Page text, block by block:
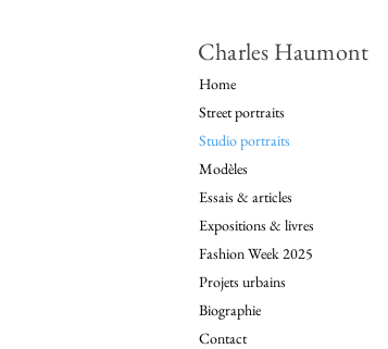
Charles Haumont
Home
Street portraits
Studio portraits
Modèles
Essais & articles
Expositions & livres
Fashion Week 2025
Projets urbains
Biographie
Contact